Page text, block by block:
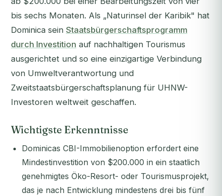
bis sechs Monaten. Als „Naturinsel der Karibik" hat
Dominica sein Staatsbürgerschaftsprogramm
durch Investition auf nachhaltigen Tourismus
ausgerichtet und so eine einzigartige Verbindung
von Umweltverantwortung und
Zweitstaatsbürgerschaftsplanung für UHNW-
Investoren weltweit geschaffen.
Wichtigste Erkenntnisse
Dominicas CBI-Immobilienoption erfordert eine
Mindestinvestition von $200.000 in ein staatlich
genehmigtes Öko-Resort- oder Tourismusprojekt,
das je nach Entwicklung mindestens drei bis fünf